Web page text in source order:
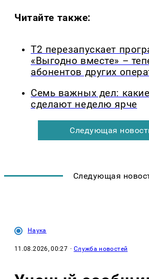
Читайте также:
Т2 перезапускает
«Выгодно вместе» –
абонентов других
Семь важных дел:
сделают неделю ярче
Следующая
Следующая
Наука
11.08.2026, 00:27 · Служба новостей